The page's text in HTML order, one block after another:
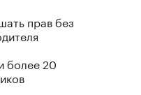
прав без
более 20